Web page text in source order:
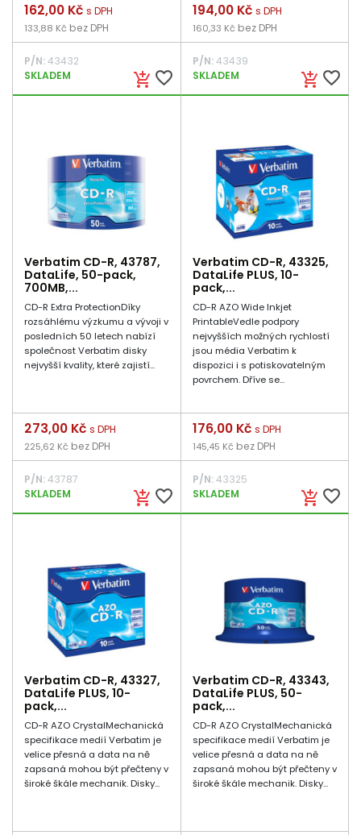
add_shopping_cart favorite_border
Cena
162,00 Kč s DPH
133,88 Kč bez DPH
P/N:43432
SKLADEM
add_shopping_cart favorite_border
Cena
194,00 Kč s DPH
160,33 Kč bez DPH
P/N:43439
SKLADEM
Verbatim CD-R, 43787,
DataLife, 50-pack,
700MB,...
CD-R Extra ProtectionDíky
rozsáhlému výzkumu a vývoji v
posledních 50 letech nabízí
společnost Verbatim disky
nejvyšší kvality, které zajistí...
add_shopping_cart favorite_border
Cena
273,00 Kč s DPH
225,62 Kč bez DPH
P/N:43787
SKLADEM
Verbatim CD-R, 43325,
DataLife PLUS, 10-
pack,...
CD-R AZO Wide Inkjet
PrintableVedle podpory
nejvyšších možných rychlostí
jsou média Verbatim k
dispozici i s potiskovatelným
povrchem. Dříve se...
add_shopping_cart favorite_border
Cena
176,00 Kč s DPH
145,45 Kč bez DPH
P/N:43325
SKLADEM
Verbatim CD-R, 43327,
DataLife PLUS, 10-
pack,...
CD-R AZO CrystalMechanická
specifikace medií Verbatim je
velice přesná a data na ně
zapsaná mohou být přečteny v
široké škále mechanik. Disky...
Verbatim CD-R, 43343,
DataLife PLUS, 50-
pack,...
CD-R AZO CrystalMechanická
specifikace medií Verbatim je
velice přesná a data na ně
zapsaná mohou být přečteny v
široké škále mechanik. Disky...